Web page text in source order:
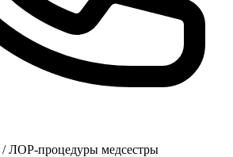
/ ЛОР-процедуры медсестры